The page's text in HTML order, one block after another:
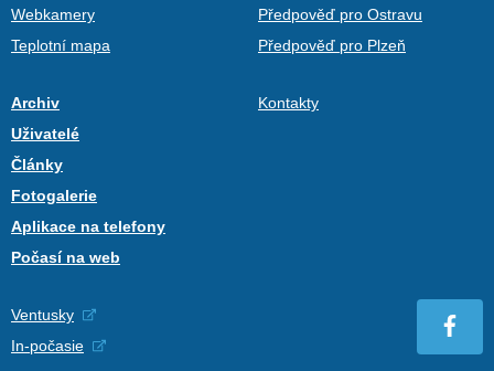
Webkamery
Teplotní mapa
Předpověď pro Ostravu
Předpověď pro Plzeň
Archiv
Uživatelé
Články
Fotogalerie
Aplikace na telefony
Počasí na web
Kontakty
Ventusky
In-počasie